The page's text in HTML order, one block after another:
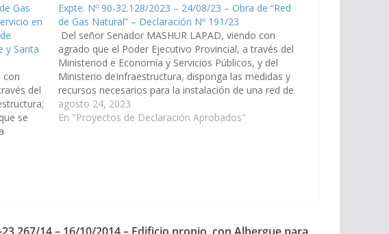
Gas
en
y Santa
con
del
se
Expte. Nº 90-32.128/2023 – 24/08/23 – Obra de “Red
de Gas Natural” – Declaración Nº 191/23
Del señor Senador MASHUR LAPAD, viendo con
agrado que el Poder Ejecutivo Provincial, a través del
Ministeriod e Economía y Servicios Públicos, y del
Ministerio deInfraestructura, disponga las medidas y
recursos necesarios para la instalación de una red de
Gas Natural para provisión domiciliaria de ese
servicio en las localidades cabeceras…
agosto 24, 2023
En "Proyectos de Declaración Aprobados"